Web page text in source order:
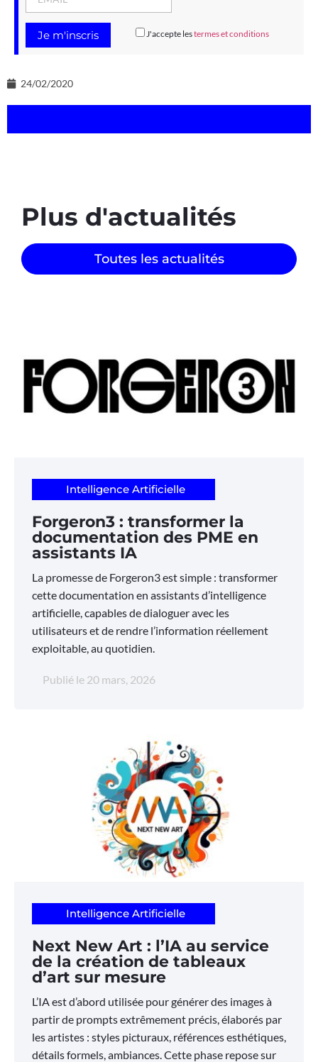
J'accepte lestermes et conditions
24/02/2020
Plus d'actualités
Toutes les actualités
Intelligence Artificielle
Forgeron3 : transformer la
documentation des PME en
assistants IA
La promesse de Forgeron3 est simple : transformer
cette documentation en assistants d’intelligence
artificielle, capables de dialoguer avec les
utilisateurs et de rendre l’information réellement
exploitable, au quotidien.
Publié le 20 mars, 2026
Intelligence Artificielle
Next New Art : l’IA au service
de la création de tableaux
d’art sur mesure
L’IA est d’abord utilisée pour générer des images à
partir de prompts extrêmement précis, élaborés par
les artistes : styles picturaux, références esthétiques,
détails formels, ambiances. Cette phase repose sur